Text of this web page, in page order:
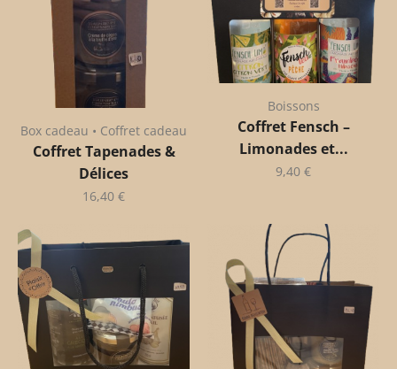
Box cadeau • Coffret cadeau
Coffret Tapenades &
Délices
16,40 €
Boissons
Coffret Fensch –
Limonades et...
9,40 €